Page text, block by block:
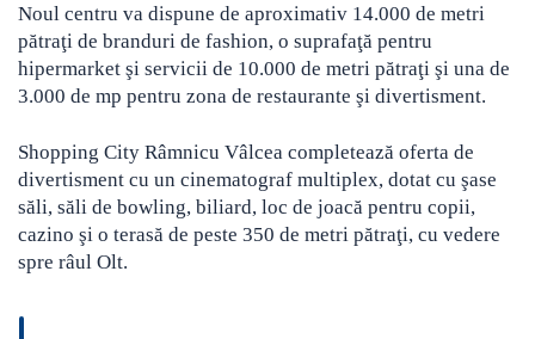
Noul centru va dispune de aproximativ 14.000 de metri
pătraţi de branduri de fashion, o suprafaţă pentru
hipermarket şi servicii de 10.000 de metri pătraţi şi una de
3.000 de mp pentru zona de restaurante şi divertisment.
Shopping City Râmnicu Vâlcea completează oferta de
divertisment cu un cinematograf multiplex, dotat cu şase
săli, săli de bowling, biliard, loc de joacă pentru copii,
cazino şi o terasă de peste 350 de metri pătraţi, cu vedere
spre râul Olt.